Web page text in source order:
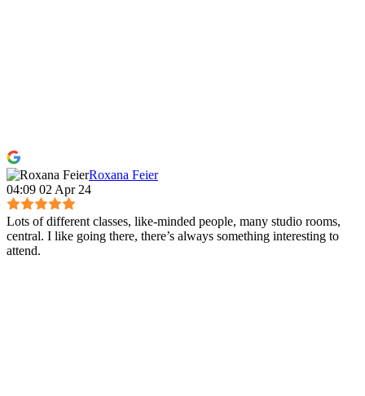
Roxana Feier
04:09 02 Apr 24
Lots of different classes, like-minded people, many studio rooms,
central. I like going there, there’s always something interesting to
attend.